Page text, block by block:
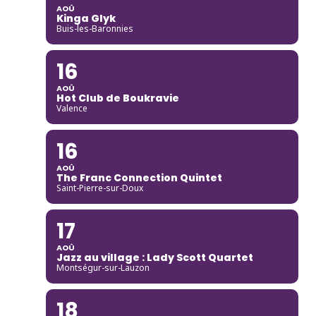
AOÛ
Kinga Glyk
Buis-les-Baronnies
16
AOÛ
Hot Club de Boukravie
Valence
16
AOÛ
The Franc Connection Quintet
Saint-Pierre-sur-Doux
17
AOÛ
Jazz au village : Lady Scott Quartet
Montségur-sur-Lauzon